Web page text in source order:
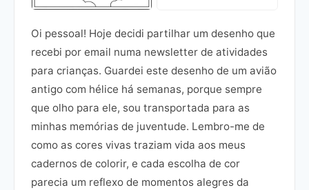
Oi pessoal! Hoje decidi partilhar um desenho que
recebi por email numa newsletter de atividades
para crianças. Guardei este desenho de um avião
antigo com hélice há semanas, porque sempre
que olho para ele, sou transportada para as
minhas memórias de juventude. Lembro-me de
como as cores vivas traziam vida aos meus
cadernos de colorir, e cada escolha de cor
parecia um reflexo de momentos alegres da